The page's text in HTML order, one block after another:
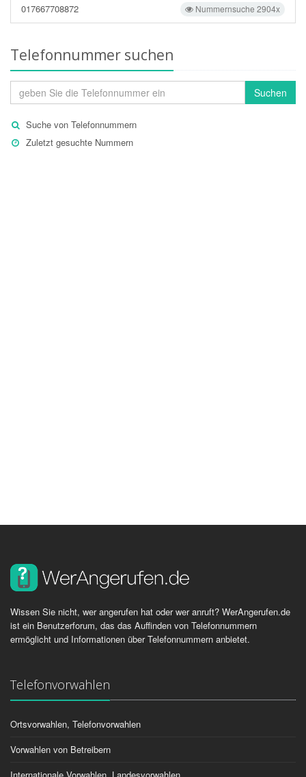
Nummernsuche 2904x
017667708872
Telefonnummer suchen
Suchen
Suche von Telefonnummern
Zuletzt gesuchte Nummern
Wissen Sie nicht, wer angerufen hat oder wer anruft? WerAngerufen.de
ist ein Benutzerforum, das das Auffinden von Telefonnummern
ermöglicht und Informationen über Telefonnummern anbietet.
Telefonvorwahlen
Ortsvorwahlen, Telefonvorwahlen
Vorwahlen von Betreibern